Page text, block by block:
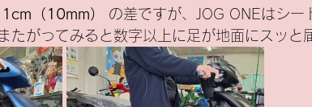
1cm（10mm）
の差ですが、JOG ONEはシー
たがってみると数字以上に足が地面にスッと